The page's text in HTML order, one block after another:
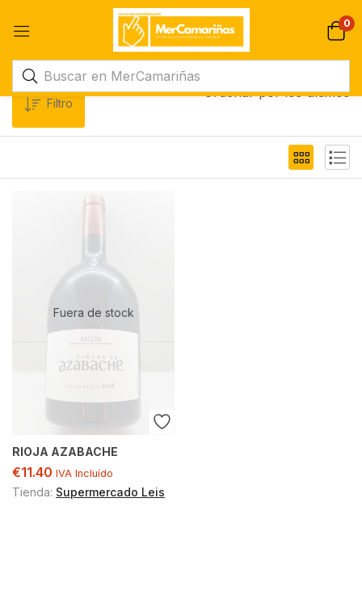
0
Filtro
Ordenar por los últimos
Fuera de stock
RIOJA AZABACHE
€11.40 IVA Incluído
Tienda: Supermercado Leis